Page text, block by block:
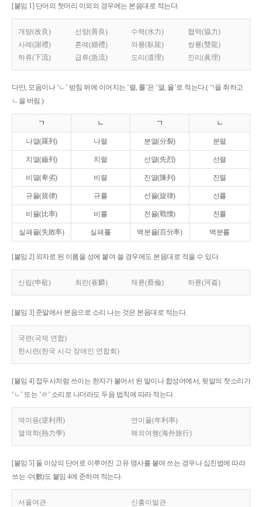
[붙임 1] 단어의 첫머리 이외의 경우에는 본음대로 적는다.
개량(改良) 선량(善良) 수력(水力)
협력(協力)
사례(謝禮)
혼례(婚禮) 와룡(臥龍)
쌍룡(雙龍)
하류(下流)
급류(急流) 도리(道理) 진리(眞理)
다만, 모음이나 ‘ㄴ’ 받침 뒤에 이어지는 ‘렬, 률’은 ‘열, 율’로 적는다.(ㄱ을 취하고
ㄴ을 버림.)
ㄱ ㄴ ㄱ ㄴ
나열(羅列) 나렬 분열(分裂) 분렬
치열(齒列) 치렬 선열(先烈) 선렬
비열(卑劣) 비렬 진열(陳列) 진렬
규율(規律) 규률 선율(旋律) 선률
비율(比率) 비률 전율(戰慄) 전률
실패율(失敗率) 실패률 백분율(百分率) 백분률
[붙임 2] 외자로 된 이름을 성에 붙여 쓸 경우에도 본음대로 적을 수 있다.
신립(申砬) 최린(崔麟) 채륜(蔡倫) 하륜(河崙)
[붙임 3] 준말에서 본음으로 소리 나는 것은 본음대로 적는다.
국련(국제 연합)
한시련(한국 시각 장애인 연합회)
[붙임 4] 접두사처럼 쓰이는 한자가 붙어서 된 말이나 합성어에서, 뒷말의 첫소리가
‘ㄴ’ 또는 ‘ㄹ’ 소리로 나더라도 두음 법칙에 따라 적는다.
역이용(逆利用)
연이율(年利率)
열역학(熱力學)
해외여행(海外旅行)
[붙임 5] 둘 이상의 단어로 이루어진 고유 명사를 붙여 쓰는 경우나 십진법에 따라
쓰는 수(數)도 붙임 4에 준하여 적는다.
서울여관 신흥이발관